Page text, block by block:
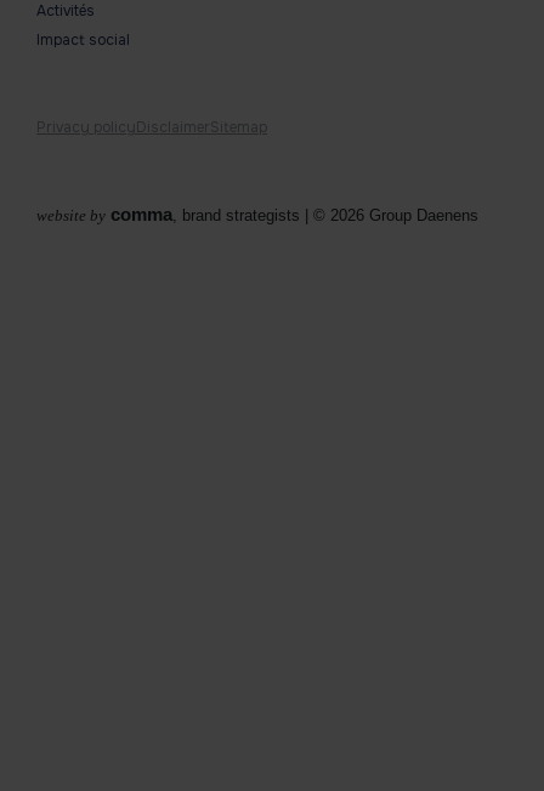
Activités
Impact social
Privacy policy Disclaimer Sitemap
website by comma, brand strategists | © 2026 Group Daenens